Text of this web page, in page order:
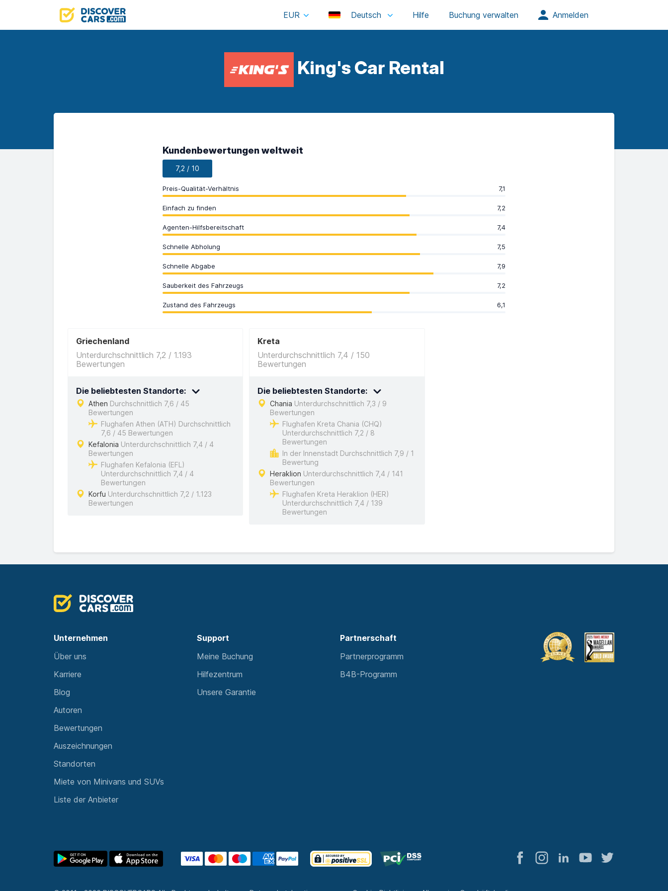
EUR Deutsch
King's Car Rental
Kundenbewertungen weltweit
7,2 / 10
Preis-Qualität-Verhältnis 7,1
Einfach zu finden 7,2
Agenten-Hilfsbereitschaft 7,4
Schnelle Abholung 7,5
Schnelle Abgabe 7,9
Sauberkeit des Fahrzeugs 7,2
Zustand des Fahrzeugs 6,1
Griechenland
Unterdurchschnittlich 7,2 / 1.193
Bewertungen
Die beliebtesten Standorte:
Athen Durchschnittlich 7,6 / 45
Bewertungen
Flughafen Athen (ATH) Durchschnittlich
7,6 / 45 Bewertungen
Kefalonia Unterdurchschnittlich 7,4 / 4
Bewertungen
Flughafen Kefalonia (EFL)
Unterdurchschnittlich 7,4 / 4
Bewertungen
Korfu Unterdurchschnittlich 7,2 / 1.123
Bewertungen
Kreta
Unterdurchschnittlich 7,4 / 150
Bewertungen
Die beliebtesten Standorte:
Chania Unterdurchschnittlich 7,3 / 9
Bewertungen
Flughafen Kreta Chania (CHQ)
Unterdurchschnittlich 7,2 / 8
Bewertungen
In der Innenstadt Durchschnittlich 7,9 / 1
Bewertung
Heraklion Unterdurchschnittlich 7,4 / 141
Bewertungen
Flughafen Kreta Heraklion (HER)
Unterdurchschnittlich 7,4 / 139
Bewertungen
Unternehmen Support Partnerschaft